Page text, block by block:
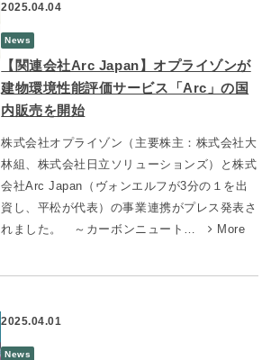
2025.04.04
News
【関連会社Arc Japan】オプライゾンが
建物環境性能評価サービス「Arc」の国
内販売を開始
株式会社オプライゾン（主要株主：株式会社大
林組、株式会社日立ソリューションズ）と株式
会社Arc Japan（ヴォンエルフが3分の１を出
資し、平松が代表）の事業連携がプレス発表さ
れました。 ～カーボンニュート…
More
2025.04.01
News